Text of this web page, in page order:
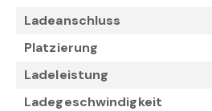
Ladeanschluss
Platzierung
Ladeleistung
Ladegeschwindigkeit